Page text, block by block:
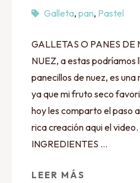
Galleta, pan, Pastel
GALLETAS O PANES DE
NUEZ, a estas podríamos
panecillos de nuez, es
ya que mi fruto seco
hoy les comparto el paso
rica creación aqui el
INGREDIENTES …
LEER MÁS